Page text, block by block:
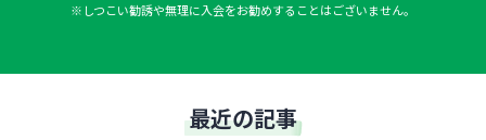
※しつこい勧誘や無理に入会をお勧めすることはございません。
最近の記事